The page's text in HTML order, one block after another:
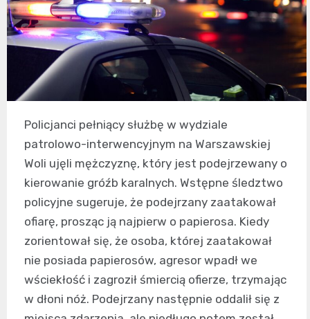
Policjanci pełniący służbę w wydziale
patrolowo-interwencyjnym na Warszawskiej
Woli ujęli mężczyznę, który jest podejrzewany o
kierowanie gróźb karalnych. Wstępne śledztwo
policyjne sugeruje, że podejrzany zaatakował
ofiarę, prosząc ją najpierw o papierosa. Kiedy
zorientował się, że osoba, której zaatakował
nie posiada papierosów, agresor wpadł we
wściekłość i zagroził śmiercią ofierze, trzymając
w dłoni nóż. Podejrzany następnie oddalił się z